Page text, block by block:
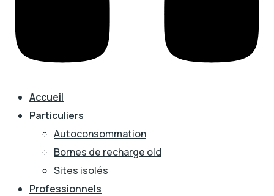
Accueil
Particuliers
Autoconsommation
Bornes de recharge old
Sites isolés
Professionnels